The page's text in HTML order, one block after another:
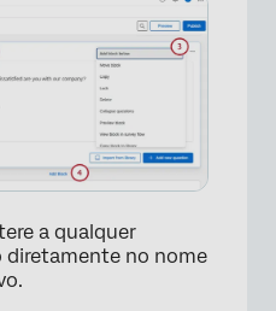
a qualquer
no nome